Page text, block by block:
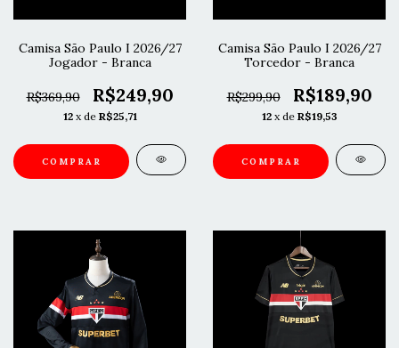
Camisa São Paulo I 2026/27
Jogador - Branca
R$369,90 R$249,90
12 x de R$25,71
COMPRAR
Camisa São Paulo I 2026/27
Torcedor - Branca
R$299,90 R$189,90
12 x de R$19,53
COMPRAR